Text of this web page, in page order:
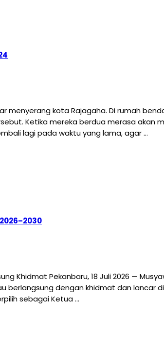
menyerang kota Rajagaha. Di rumah
Ketika mereka berdua merasa akan
lagi pada waktu yang lama, agar …
Khidmat Pekanbaru, 18 Juli 2026 —
berlangsung dengan khidmat dan lancar
sebagai Ketua …